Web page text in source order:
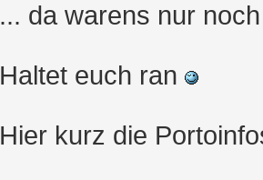
... da warens nur
Haltet euch ran
Hier kurz die